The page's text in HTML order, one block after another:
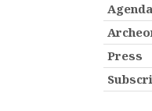
Agenda
Press